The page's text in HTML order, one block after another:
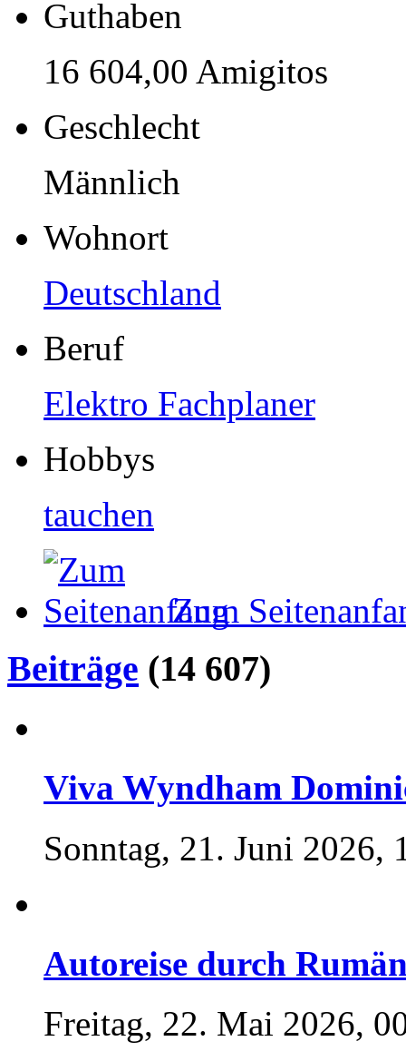
Guthaben
16 604,00 Amigitos
Geschlecht
Männlich
Wohnort
Deutschland
Beruf
Elektro Fachplaner
Hobbys
tauchen
Zum
Beiträge (14 607)
Viva Wyndham
Sonntag, 21. Juni 2026,
Autoreise durch
Freitag, 22. Mai 2026,